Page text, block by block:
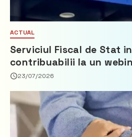
ACTUAL
Serviciul Fiscal de Stat
contribuabilii la un
privind calculul
23/07/2026